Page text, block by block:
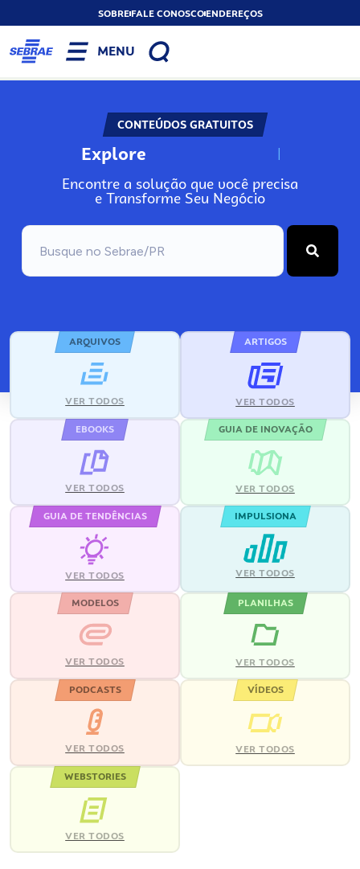
SOBREFALE CONOSCOENDEREÇOS
MENU
CONTEÚDOS GRATUITOS
Explore N
Encontre a solução que você precisa
e Transforme Seu Negócio
ARQUIVOS
VER TODOS
ARTIGOS
VER TODOS
EBOOKS
VER TODOS
GUIA DE INOVAÇÃO
VER TODOS
GUIA DE TENDÊNCIAS
VER TODOS
IMPULSIONA
VER TODOS
MODELOS
VER TODOS
PLANILHAS
VER TODOS
PODCASTS
VER TODOS
VÍDEOS
VER TODOS
WEBSTORIES
VER TODOS